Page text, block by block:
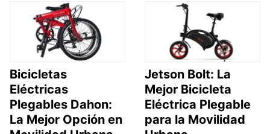
Bicicletas
Eléctricas
Plegables Dahon:
La Mejor Opción en
Jetson Bolt: La
Mejor Bicicleta
Eléctrica Plegable
para la Movilidad